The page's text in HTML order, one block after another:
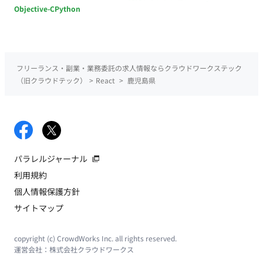
Objective-CPython
フリーランス・副業・業務委託の求人情報ならクラウドワークステック
（旧クラウドテック）
> React > 鹿児島県
パラレルジャーナル
利用規約
個人情報保護方針
サイトマップ
copyright (c) CrowdWorks Inc. all rights reserved.
運営会社： 株式会社クラウドワークス